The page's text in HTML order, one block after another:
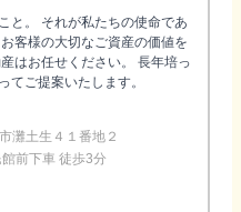
と。 それが私たちの使命であ
客様の大切なご資産の価値を
はお任せください。 長年培っ
てご提案いたします。
灘土生４１番地２
前下車 徒歩3分